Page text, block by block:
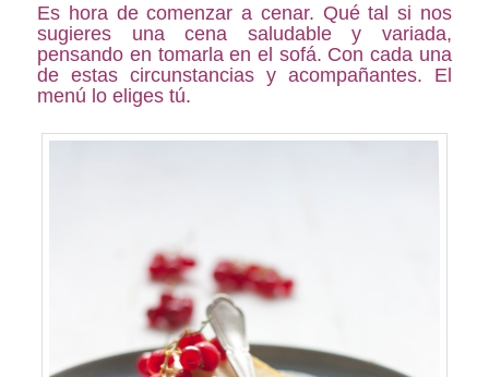
Es hora de comenzar a cenar. Qué tal si nos
sugieres una cena saludable y variada,
pensando en tomarla en el sofá. Con cada una
de estas circunstancias y acompañantes. El
menú lo eliges tú.